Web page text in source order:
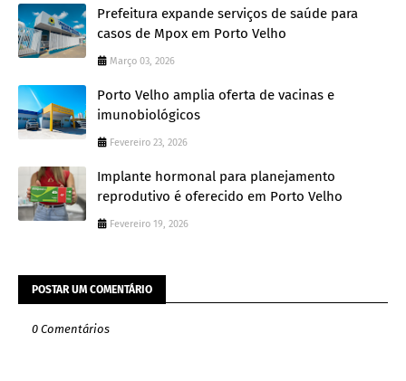
Prefeitura expande serviços de saúde para
casos de Mpox em Porto Velho
Março 03, 2026
Porto Velho amplia oferta de vacinas e
imunobiológicos
Fevereiro 23, 2026
Implante hormonal para planejamento
reprodutivo é oferecido em Porto Velho
Fevereiro 19, 2026
POSTAR UM COMENTÁRIO
0 Comentários